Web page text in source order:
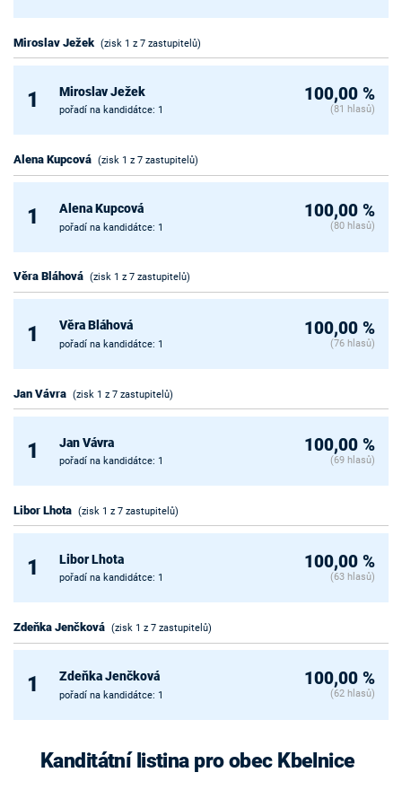
Miroslav Ježek (zisk 1 z 7 zastupitelů)
1 Miroslav Ježek
pořadí na kandidátce: 1
100,00 %
(81 hlasů)
Alena Kupcová (zisk 1 z 7 zastupitelů)
1 Alena Kupcová
pořadí na kandidátce: 1
100,00 %
(80 hlasů)
Věra Bláhová (zisk 1 z 7 zastupitelů)
1 Věra Bláhová
pořadí na kandidátce: 1
100,00 %
(76 hlasů)
Jan Vávra (zisk 1 z 7 zastupitelů)
1 Jan Vávra
pořadí na kandidátce: 1
100,00 %
(69 hlasů)
Libor Lhota (zisk 1 z 7 zastupitelů)
1 Libor Lhota
pořadí na kandidátce: 1
100,00 %
(63 hlasů)
Zdeňka Jenčková (zisk 1 z 7 zastupitelů)
1 Zdeňka Jenčková
pořadí na kandidátce: 1
100,00 %
(62 hlasů)
Kanditátní listina pro obec Kbelnice